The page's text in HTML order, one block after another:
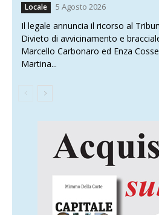
Locale 5 Agosto 2026
Il legale annuncia il ricorso al
Divieto di avvicinamento e
Marcello Carbonaro ed Enza
Martina...